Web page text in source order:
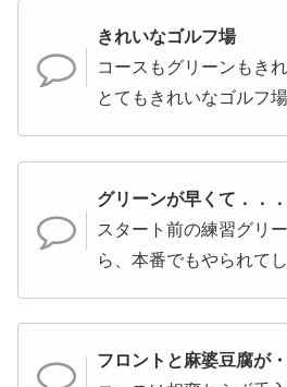
きれいなゴルフ場
コースもグリーンもき
とてもきれいなゴルフ場
グリーンが早くて．．．
スタート前の練習グリ
ら、本番でもやられて
フロントと麻婆豆腐が・